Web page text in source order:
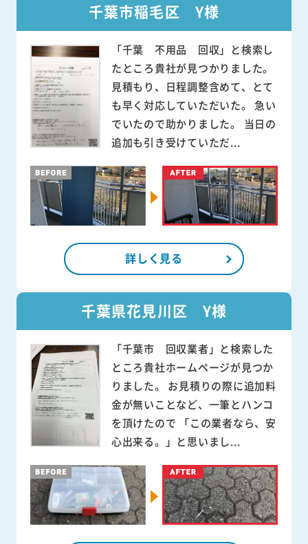
千葉市稲毛区 Y様
「千葉 不用品 回収」と検索し
たところ貴社が見つかりました。
見積もり、日程調整含めて、とて
も早く対応していただいた。 急い
でいたので助かりました。 当日の
追加も引き受けていただ...
詳しく見る
千葉県花見川区 Y様
「千葉市 回収業者」と検索した
ところ貴社ホームページが見つか
りました。 お見積りの際に追加料
金が無いことなど、一筆とハンコ
を頂けたので 「この業者なら、安
心出来る。」と思いまし...